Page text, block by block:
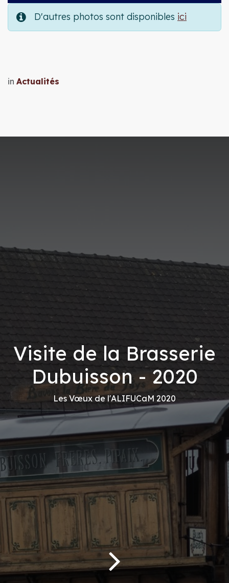
D'autres photos sont disponibles ici
in Actualités
Visite de la Brasserie
Dubuisson - 2020
Les Vœux de l'ALIFUCaM 2020